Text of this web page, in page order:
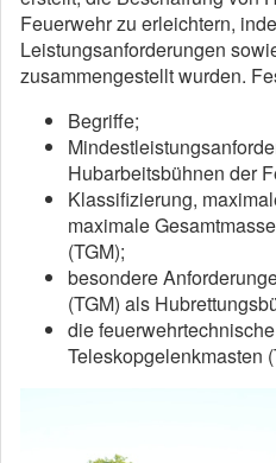
Feuerwehr zu erleichtern,
Leistungsanforderungen
zusammengestellt wurden.
Begriffe;
Hubarbeitsbühnen der
Klassifizierung,
maximale
(TGM);
besondere
(TGM) als
die
Teleskopgelenkmasten